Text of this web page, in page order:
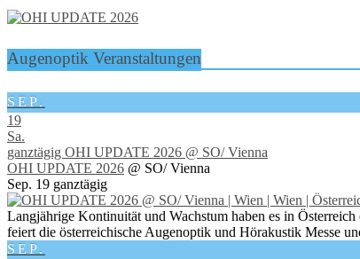
Augenoptik Veranstaltungen
SEP.
19
Sa.
ganztägig OHI UPDATE 2026 @ SO/ Vienna
OHI UPDATE 2026 @ SO/ Vienna
Sep. 19 ganztägig
Langjährige Kontinuität und Wachstum haben es in
feiert die österreichische Augenoptik und Hörakustik Messe
SEP.